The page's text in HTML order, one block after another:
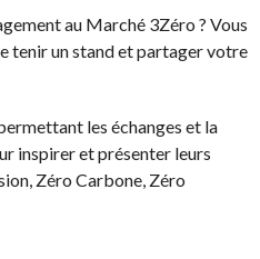
au Marché 3Zéro ? Vous
tenir un stand et partager votre
les échanges et la
inspirer et présenter leurs
Zéro Carbone, Zéro